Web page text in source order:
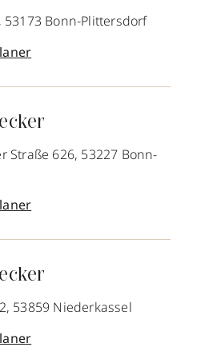
53173 Bonn-Plittersdorf
Straße 626, 53227 Bonn-
53859 Niederkassel